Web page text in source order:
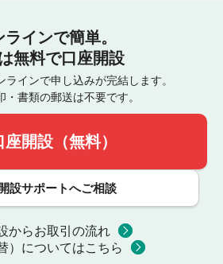
ラインで簡単。
無料で口座開設
ラインで申し込みが完結します。
・書類の郵送は不要です。
座開設（無料）
設サポートへご相談
からお取引の流れ
）についてはこちら